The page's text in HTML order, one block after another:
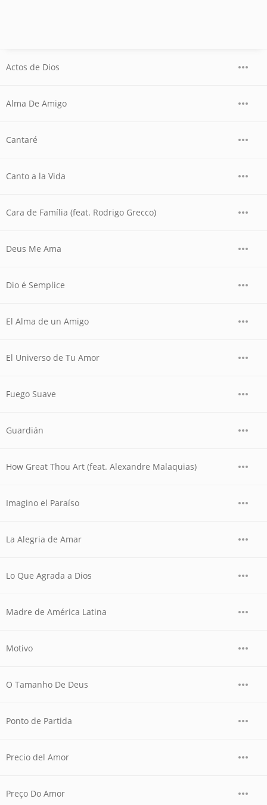
Actos de Dios
Alma De Amigo
Cantaré
Canto a la Vida
Cara de Família (feat. Rodrigo Grecco)
Deus Me Ama
Dio é Semplice
El Alma de un Amigo
El Universo de Tu Amor
Fuego Suave
Guardián
How Great Thou Art (feat. Alexandre Malaquias)
Imagino el Paraíso
La Alegria de Amar
Lo Que Agrada a Dios
Madre de América Latina
Motivo
O Tamanho De Deus
Ponto de Partida
Precio del Amor
Preço Do Amor